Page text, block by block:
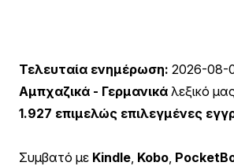
Τελευταία ενημέρωση: 2026-08-
Αμπχαζικά - Γερμανικά λεξικό
1.927 επιμελώς επιλεγμένες
Συμβατό με Kindle Kobo